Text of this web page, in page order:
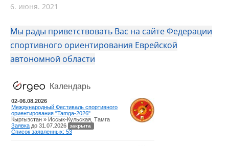
6. июня. 2021
Мы рады приветствовать Вас на сайте Федерации
спортивного ориентирования Еврейской
автономной области